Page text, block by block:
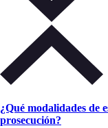
¿Qué modalidades de
prosecución?